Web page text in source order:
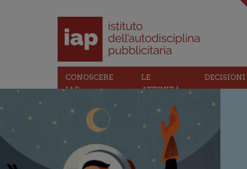
CONOSCERE
IAP
LE
ATTIVITÀ
DECISIONI